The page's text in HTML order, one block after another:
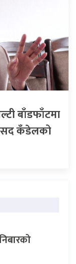
बाँडफाँटमा
कँडेलको